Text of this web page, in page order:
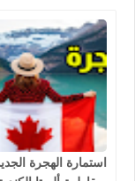
استمارة الهجرة